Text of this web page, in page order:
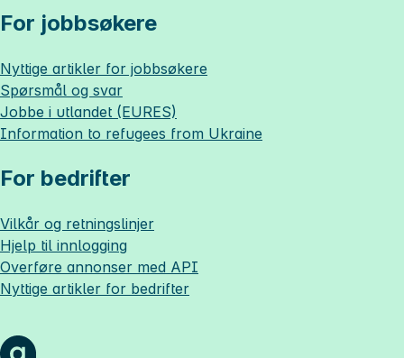
For jobbsøkere
Nyttige artikler for jobbsøkere
Spørsmål og svar
Jobbe i utlandet (EURES)
Information to refugees from Ukraine
For bedrifter
Vilkår og retningslinjer
Hjelp til innlogging
Overføre annonser med API
Nyttige artikler for bedrifter